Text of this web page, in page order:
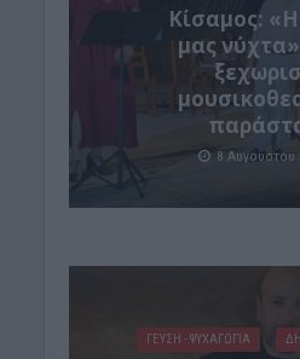
Κίσαμος:
μας
8 Αυγούστου
ΓΕΎΣΗ - ΨΥΧΑΓΩΓΊΑ